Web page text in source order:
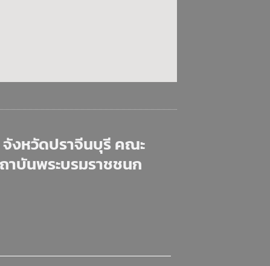
งหวัดปราจีนบุรี คณะ
าบันพระบรมราชชนก